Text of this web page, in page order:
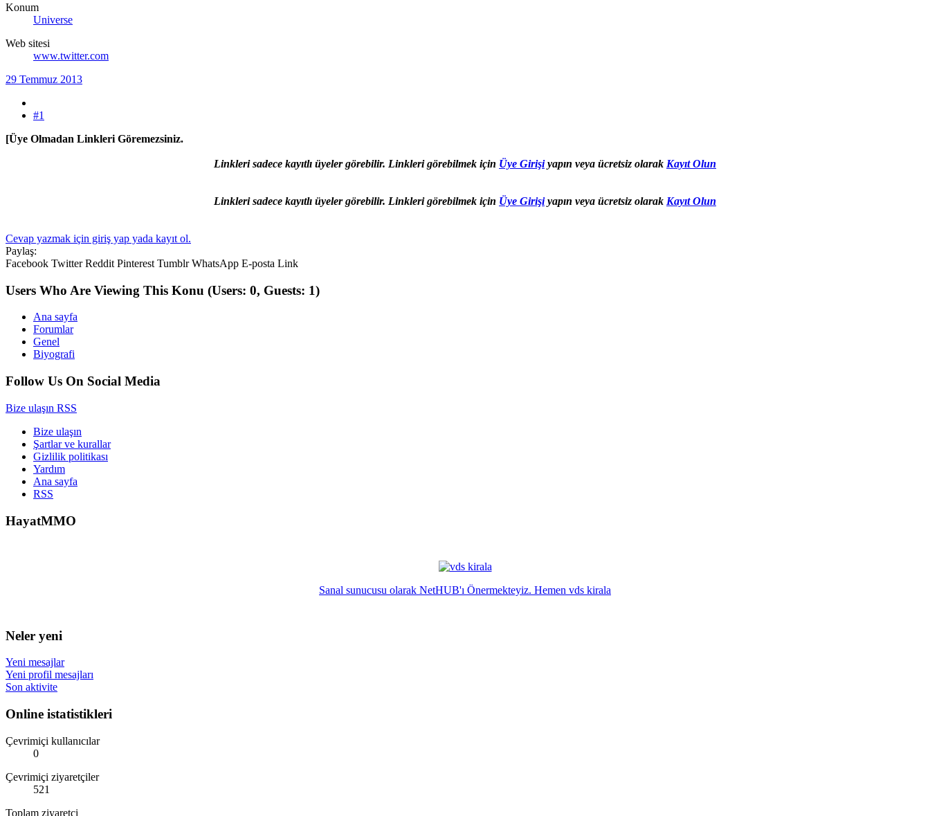
Konum
Universe
Web sitesi
www.twitter.com
29 Temmuz 2013
#1
[Üye Olmadan Linkleri Göremezsiniz.
Linkleri sadece kayıtlı üyeler görebilir. Linkleri görebilmek için Üye Girişiyapın veya ücretsiz olarak Kayıt Olun
Linkleri sadece kayıtlı üyeler görebilir. Linkleri görebilmek için Üye Girişiyapın veya ücretsiz olarak Kayıt Olun
Cevap yazmak için giriş yap yada kayıt ol.
Paylaş:
Facebook Twitter Reddit Pinterest Tumblr WhatsApp E-posta Link
Users Who Are Viewing This Konu (Users: 0, Guests: 1)
Ana sayfa
Forumlar
Genel
Biyografi
Follow Us On Social Media
Bize ulaşın RSS
Bize ulaşın
Şartlar ve kurallar
Gizlilik politikası
Yardım
Ana sayfa
RSS
HayatMMO
Sanal sunucusu olarak NetHUB'ı Önermekteyiz. Hemen vds kirala
Neler yeni
Yeni mesajlar
Yeni profil mesajları
Son aktivite
Online istatistikleri
Çevrimiçi kullanıcılar
0
Çevrimiçi ziyaretçiler
521
Toplam ziyaretçi